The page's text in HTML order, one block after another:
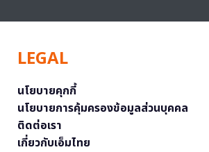
LEGAL
นโยบายคุกกี้
นโยบายการคุ้มครองข้อมูลส่วนบุคคล
ติดต่อเรา
เกี่ยวกับเอ็มไทย